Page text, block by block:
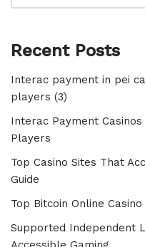
Recent Posts
Interac payment in pei
players (3)
Interac Payment
Players
Top Casino Sites That
Guide
Top Bitcoin Online
Supported Independent